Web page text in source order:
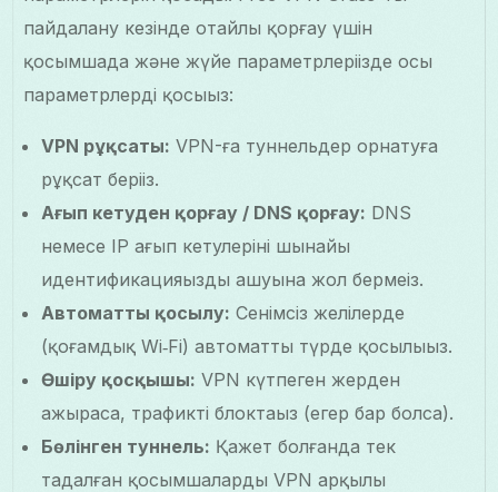
пайдалану кезінде оңтайлы қорғау үшін
қосымшада және жүйе параметрлеріңізде осы
параметрлерді қосыңыз:
VPN рұқсаты: VPN-ға туннельдер орнатуға
рұқсат беріңіз.
Ағып кетуден қорғау / DNS қорғау: DNS
немесе IP ағып кетулерінің шынайы
идентификацияңызды ашуына жол бермеңіз.
Автоматты қосылу: Сенімсіз желілерде
(қоғамдық Wi‑Fi) автоматты түрде қосылыңыз.
Өшіру қосқышы: VPN күтпеген жерден
ажыраса, трафикті блоктаңыз (егер бар болса).
Бөлінген туннель: Қажет болғанда тек
таңдалған қосымшаларды VPN арқылы